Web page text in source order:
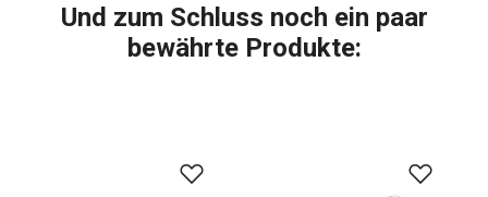
Und zum Schluss noch ein paar
bewährte Produkte: